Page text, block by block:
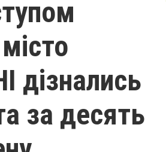
дізнались
за десять